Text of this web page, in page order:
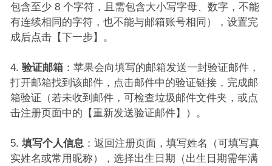
包含至少 8 个字符，且需包含大小写字母、数字，不能
有连续相同的字符，也不能与邮箱账号相同），设置完
成后点击【下一步】。​
验证邮箱：苹果会向填写的邮箱发送一封验证邮件，
打开邮箱找到该邮件，点击邮件中的验证链接，完成邮
箱验证（若未收到邮件，可检查垃圾邮件文件夹，或点
击注册页面中的【重新发送验证邮件】）。​
填写个人信息 ：返回注册页面，填写姓名（可填写真
实姓名或常用昵称），选择出生日期（出生日期需年满